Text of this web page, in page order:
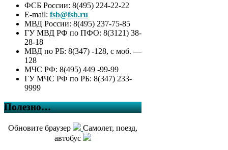
ФСБ России: 8(495) 224-22-22
E-mail: fsb@fsb.ru
МВД России: 8(495) 237-75-85
ГУ МВД РФ по ПФО: 8(3121) 38-
28-18
МВД по РБ: 8(347) -128, с моб. —
128
МЧС РФ: 8(495) 449 -99-99
ГУ МЧС РФ по РБ: 8(347) 233-
9999
Полезно…
Обновите браузер
Самолет, поезд,
автобус